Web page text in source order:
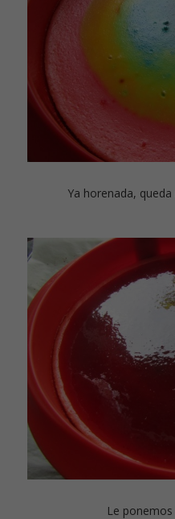
Ya horenada,
Le